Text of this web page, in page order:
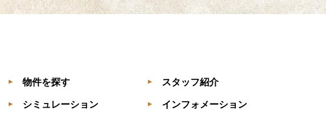
▶ 物件を探す
▶ シミュレーション
▶ スタッフ紹介
▶ インフォメーション